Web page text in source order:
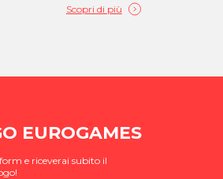
Scopri di più
EUROGAMES
e riceverai subito il